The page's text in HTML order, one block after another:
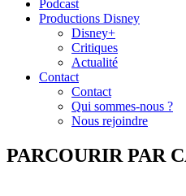
Podcast
Productions Disney
Disney+
Critiques
Actualité
Contact
Contact
Qui sommes-nous ?
Nous rejoindre
PARCOURIR PAR